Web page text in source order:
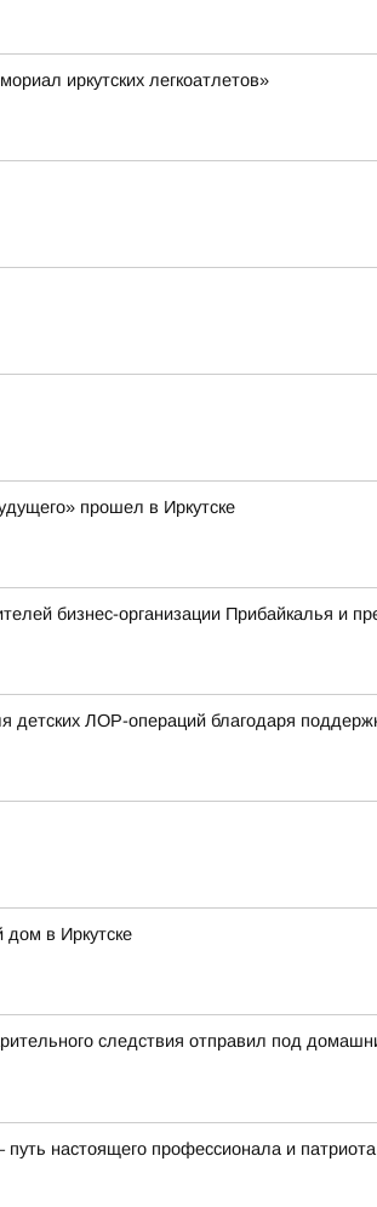
иркутских легкоатлетов»
прошел в Иркутске
бизнес-организации Прибайкалья и
детских ЛОР-операций благодаря
дом в Иркутске
следствия отправил под
настоящего профессионала и